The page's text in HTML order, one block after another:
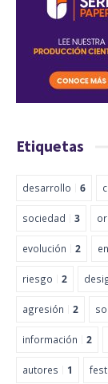
Etiquetas
desarrollo 6
sociedad 3
evolución 2
riesgo 2
agresión 2
información 2
autores 1